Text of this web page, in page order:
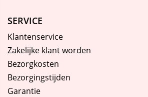
SERVICE
Klantenservice
Zakelijke klant worden
Bezorgkosten
Bezorgingstijden
Garantie